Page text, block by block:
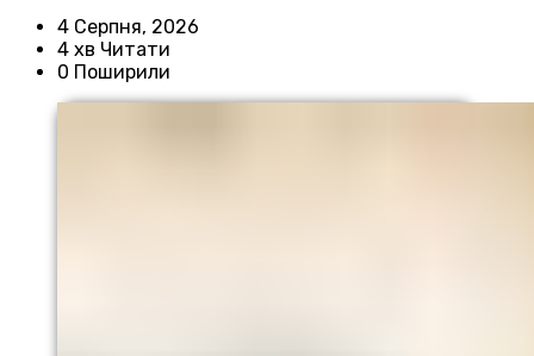
4 Серпня, 2026
4 хв Читати
0 Поширили